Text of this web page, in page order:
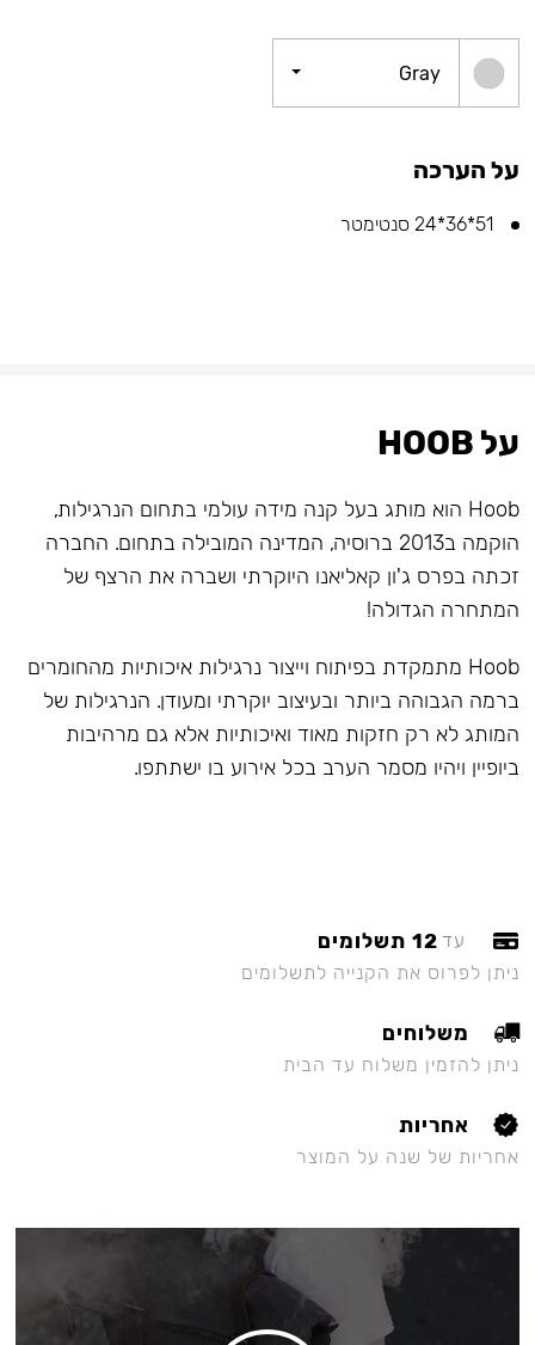
Gray
על הערכה
51*36*24 סנטימטר
על HOOB
Hoob הוא מותג בעל קנה מידה עולמי בתחום הנרגילות,
הוקמה ב2013 ברוסיה, המדינה המובילה בתחום. החברה
זכתה בפרס ג'ון קאליאנו היוקרתי ושברה את הרצף של
המתחרה הגדולה!
Hoob מתמקדת בפיתוח וייצור נרגילות איכותיות מהחומרים
ברמה הגבוהה ביותר ובעיצוב יוקרתי ומעודן. הנרגילות של
המותג לא רק חזקות מאוד ואיכותיות אלא גם מרהיבות
ביופיין ויהיו מסמר הערב בכל אירוע בו ישתתפו.
עד 12 תשלומים
ניתן לפרוס את הקנייה לתשלומים
משלוחים
ניתן להזמין משלוח עד הבית
אחריות
אחריות של שנה על המוצר